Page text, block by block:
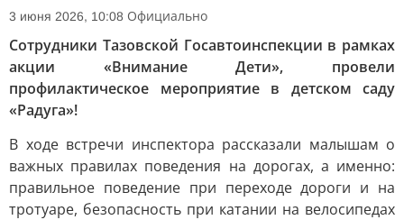
3 июня 2026, 10:08 Официально
Сотрудники Тазовской Госавтоинспекции в рамках
акции «Внимание Дети», провели
профилактическое мероприятие в детском саду
«Радуга»!
В ходе встречи инспектора рассказали малышам о
важных правилах поведения на дорогах, а именно:
правильное поведение при переходе дороги и на
тротуаре, безопасность при катании на велосипедах